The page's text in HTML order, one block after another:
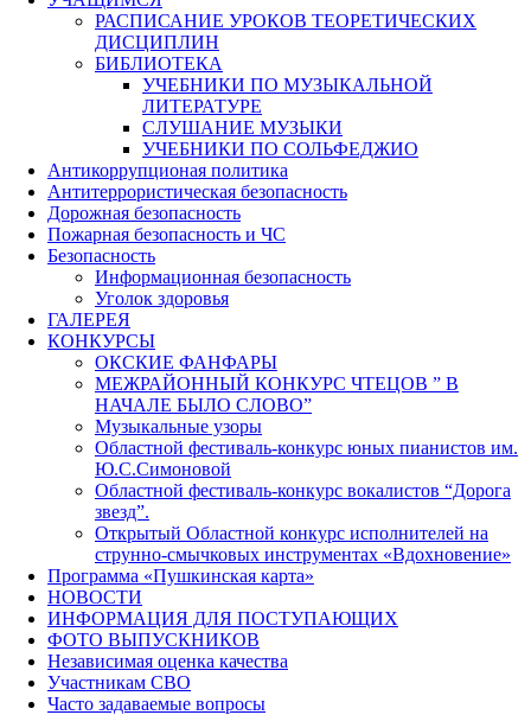
РАСПИСАНИЕ УРОКОВ ТЕОРЕТИЧЕСКИХ
ДИСЦИПЛИН
БИБЛИОТЕКА
УЧЕБНИКИ ПО МУЗЫКАЛЬНОЙ
ЛИТЕРАТУРЕ
СЛУШАНИЕ МУЗЫКИ
УЧЕБНИКИ ПО СОЛЬФЕДЖИО
Антикоррупционая политика
Антитеррористическая безопасность
Дорожная безопасность
Пожарная безопасность и ЧС
Безопасность
Информационная безопасность
Уголок здоровья
ГАЛЕРЕЯ
КОНКУРСЫ
ОКСКИЕ ФАНФАРЫ
МЕЖРАЙОННЫЙ КОНКУРС ЧТЕЦОВ ” В
НАЧАЛЕ БЫЛО СЛОВО”
Музыкальные узоры
Областной фестиваль-конкурс юных пианистов им.
Ю.С.Симоновой
Областной фестиваль-конкурс вокалистов “Дорога
звезд”.
Открытый Областной конкурс исполнителей на
струнно-смычковых инструментах «Вдохновение»
Программа «Пушкинская карта»
НОВОСТИ
ИНФОРМАЦИЯ ДЛЯ ПОСТУПАЮЩИХ
ФОТО ВЫПУСКНИКОВ
Независимая оценка качества
Участникам СВО
Часто задаваемые вопросы